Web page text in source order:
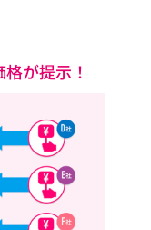
が提示！